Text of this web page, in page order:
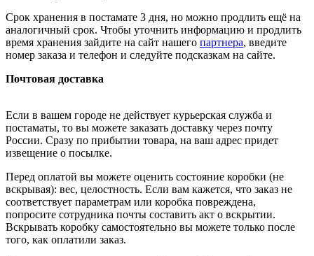
Срок хранения в постамате 3 дня, но можно продлить ещё на
аналогичный срок. Чтобы уточнить информацию и продлить
время хранения зайдите на сайт нашего партнера, введите
номер заказа и телефон и следуйте подсказкам на сайте.
Почтовая доставка
Если в вашем городе не действует курьерская служба и
постаматы, то вы можете заказать доставку через почту
России. Сразу по прибытии товара, на ваш адрес придет
извещение о посылке.
Перед оплатой вы можете оценить состояние коробки (не
вскрывая): вес, целостность. Если вам кажется, что заказ не
соответствует параметрам или коробка повреждена,
попросите сотрудника почты составить акт о вскрытии.
Вскрывать коробку самостоятельно вы можете только после
того, как оплатили заказ.